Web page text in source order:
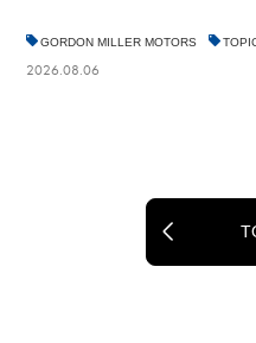
GORDON MILLER MOTORS
2026.08.06